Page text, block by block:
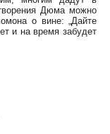
Дюма можно
о вине: „Дайте
и на время забудет